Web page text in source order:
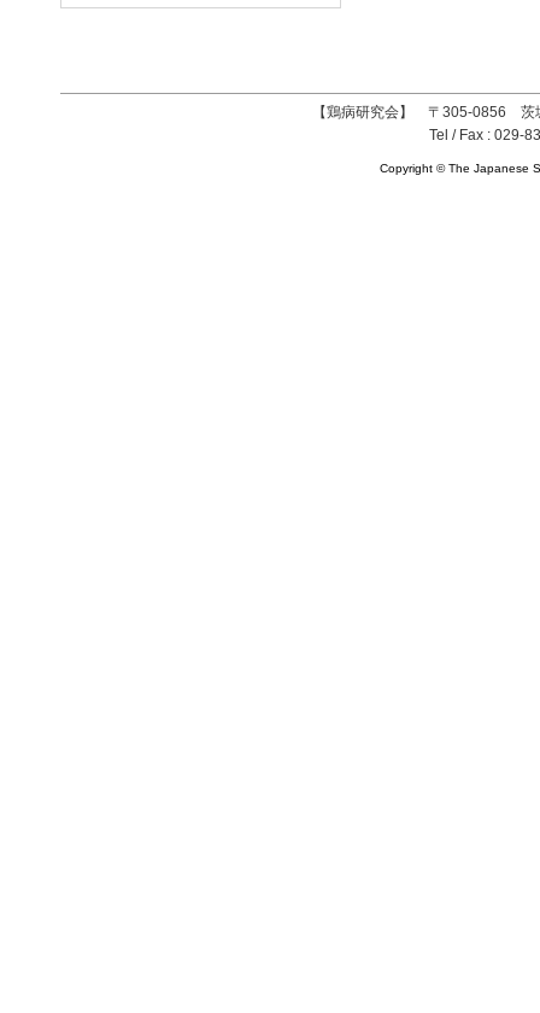
【鶏病研究会】 〒305-0856 茨
Tel / Fax : 029-
Copyright © The Japanese